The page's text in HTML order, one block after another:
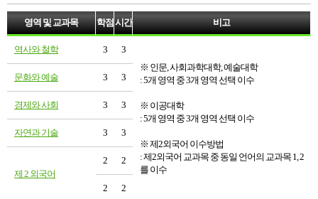
영역 및 교과목 학점 시간 비고
역사와 철학 3
3
※ 인문, 사회과학대학, 예술대학
: 5개 영역 중 3개 영역 선택 이수
※ 이공대학
: 5개 영역 중 3개 영역 선택 이수
※ 제2외국어 이수방법
: 제2외국어 교과목 중 동일 언어의 교과목 1, 2
를 이수
문화와 예술 3 3
경제와 사회 3 3
자연과 기술 3 3
제 2 외국어
2 2
2 2